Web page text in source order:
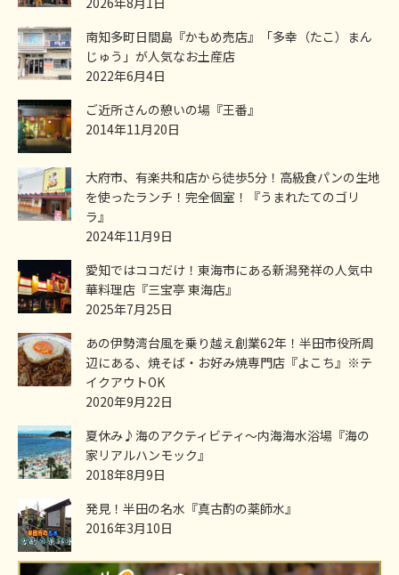
南知多町日間島『かもめ売店』「多幸（たこ）まん
じゅう」が人気なお土産店
2022年6月4日
ご近所さんの憩いの場『王番』
2014年11月20日
大府市、有楽共和店から徒歩5分！高級食パンの生地
を使ったランチ！完全個室！『うまれたてのゴリ
ラ』
2024年11月9日
愛知ではココだけ！東海市にある新潟発祥の人気中
華料理店『三宝亭 東海店』
2025年7月25日
あの伊勢湾台風を乗り越え創業62年！半田市役所周
辺にある、焼そば・お好み焼専門店『よこち』※テ
イクアウトOK
2020年9月22日
夏休み♪海のアクティビティ～内海海水浴場『海の
家リアルハンモック』
2018年8月9日
発見！半田の名水『真古酌の薬師水』
2016年3月10日